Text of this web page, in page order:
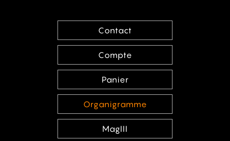
Contact
Compte
Panier
Organigramme
MagIII